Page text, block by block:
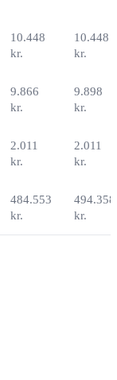
10.448
kr.
10.448
kr.
9.866
kr.
9.898
kr.
2.011
kr.
2.011
kr.
484.553
kr.
494.358
kr.